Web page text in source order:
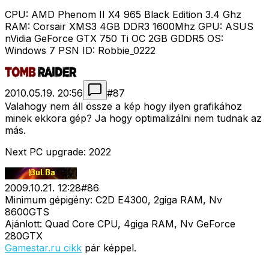
CPU: AMD Phenom II X4 965 Black Edition 3.4 Ghz
RAM: Corsair XMS3 4GB DDR3 1600Mhz GPU: ASUS
nVidia GeForce GTX 750 Ti OC 2GB GDDR5 OS:
Windows 7 PSN ID: Robbie_0222
2010.05.19. 20:56 #87
Valahogy nem áll össze a kép hogy ilyen grafikához
minek ekkora gép? Ja hogy optimalizálni nem tudnak az
más.
Next PC upgrade: 2022
2009.10.21. 12:28#86
Minimum gépigény: C2D E4300, 2giga RAM, Nv
8600GTS
Ajánlott: Quad Core CPU, 4giga RAM, Nv GeForce
280GTX
Gamestar.ru cikk pár képpel.